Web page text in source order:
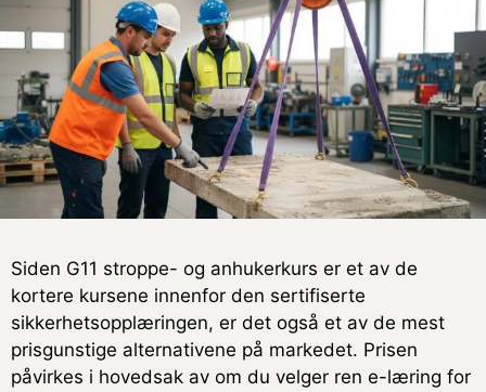
Siden G11 stroppe- og anhukerkurs er et av de
kortere kursene innenfor den sertifiserte
sikkerhetsopplæringen, er det også et av de mest
prisgunstige alternativene på markedet. Prisen
påvirkes i hovedsak av om du velger ren e-læring for